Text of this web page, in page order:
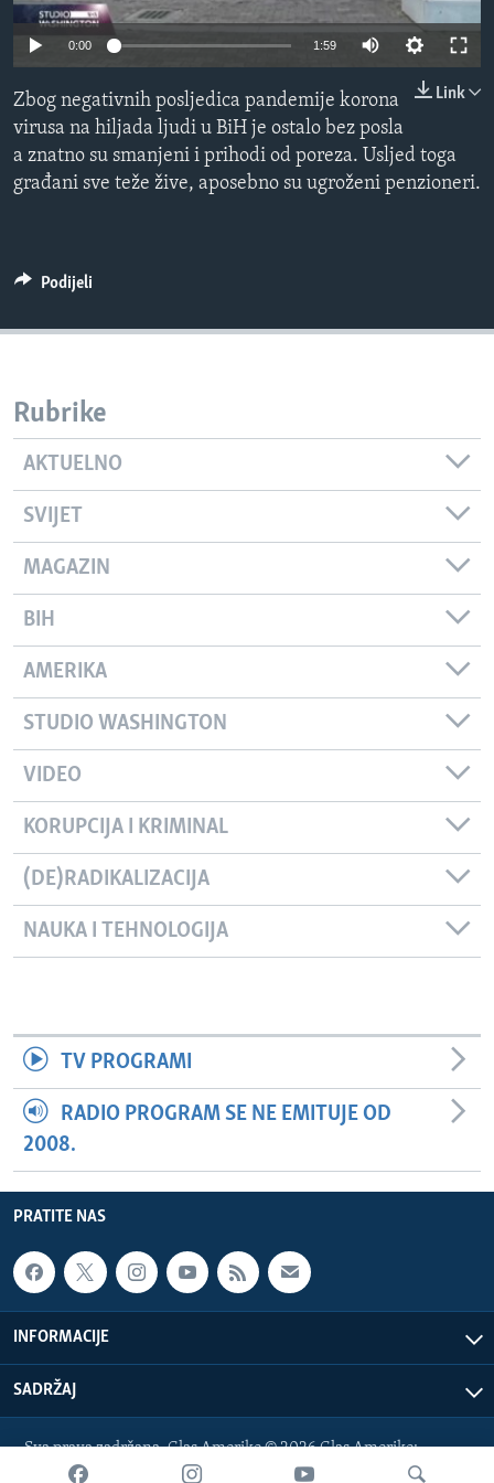
MAGAZIN
O GLASU AMERIKE
Learning English
PRATITE NAS
Jezici
0:00 1:59
Link
Zbog negativnih posljedica pandemije korona
virusa na hiljada ljudi u BiH je ostalo bez posla
a znatno su smanjeni i prihodi od poreza. Usljed toga
građani sve teže žive, aposebno su ugroženi penzioneri.
Podijeli
Rubrike
AKTUELNO
SVIJET
MAGAZIN
BIH
AMERIKA
STUDIO WASHINGTON
VIDEO
KORUPCIJA I KRIMINAL
(DE)RADIKALIZACIJA
NAUKA I TEHNOLOGIJA
TV PROGRAMI
RADIO PROGRAM SE NE EMITUJE OD
2008.
PRATITE NAS
INFORMACIJE
SADRŽAJ
Sva prava zadržana. Glas Amerike © 2026 Glas Amerike:
bosnian-service@voanews.com